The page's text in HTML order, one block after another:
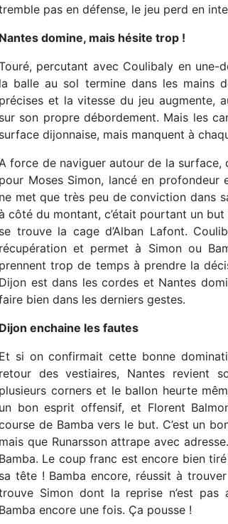
pas en défense, le jeu perd en
Nantes domine, mais hésite trop !
percutant avec Coulibaly en une-
la balle au sol termine dans les mains
précises et la vitesse du jeu augmente,
sur son propre débordement. Mais les
surface dijonnaise, mais manquent à
A force de naviguer autour de la surface,
pour Moses Simon, lancé en profondeur
ne met que très peu de conviction dans
côté du montant, c’était pourtant un
se trouve la cage d’Alban Lafont.
récupération et permet à Simon ou
prennent trop de temps à prendre la
Dijon est dans les cordes et Nantes
bien dans les derniers gestes.
Dijon enchaine les fautes
Et si on confirmait cette bonne
retour des vestiaires, Nantes revient
plusieurs corners et le ballon heurte
un bon esprit offensif, et Florent
de Bamba vers le but. C’est un
mais que Runarsson attrape avec
Bamba. Le coup franc est encore bien
sa tête ! Bamba encore, réussit à
Simon dont la reprise n’est pas
Bamba encore une fois. Ça pousse !